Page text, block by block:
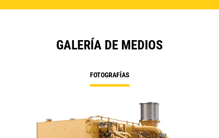
GALERÍA DE MEDIOS
FOTOGRAFÍAS